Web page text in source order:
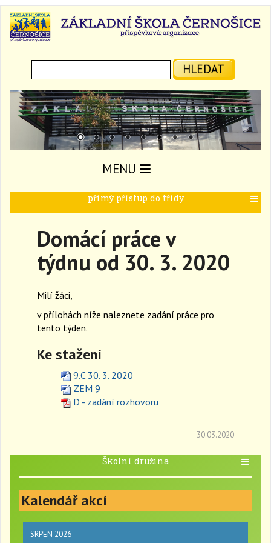
HLEDAT
MENU
přímý přístup do třídy
T
Domácí práce v
týdnu od 30. 3. 2020
Milí žáci,
v přílohách níže naleznete zadání práce pro
tento týden.
Ke stažení
9.C 30. 3. 2020
ZEM 9
D - zadání rozhovoru
30.03.2020
Školní družina
T
l
e
Kalendář akcí
SRPEN 2026